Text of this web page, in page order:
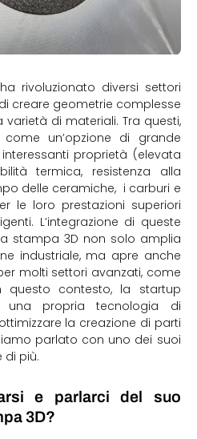
ha rivoluzionato diversi settori
creare geometrie complesse
di materiali. Tra questi,
un’opzione di grande
proprietà (elevata
termica, resistenza alla
delle ceramiche, i carburi e
le loro prestazioni superiori
L’integrazione di queste
stampa 3D non solo amplia
industriale, ma apre anche
molti settori avanzati, come
questo contesto, la startup
una propria tecnologia di
la creazione di parti
parlato con uno dei suoi
più.
e parlarci del suo
3D?